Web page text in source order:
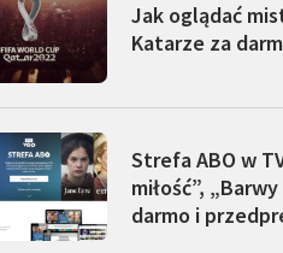
Jak oglądać
Katarze za
Strefa ABO w
miłość”,
darmo i